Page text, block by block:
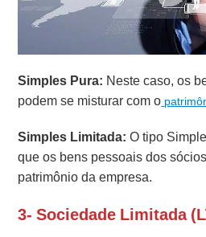
Simples Pura: Neste caso, os
podem se misturar com o
Simples Limitada: O tipo
que os bens pessoais dos
patrimônio da empresa.
3- Sociedade Limitada